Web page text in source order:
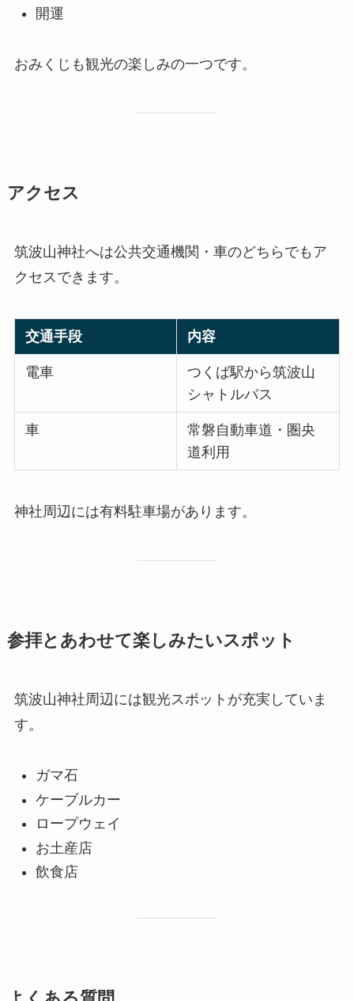
開運
おみくじも観光の楽しみの一つです。
アクセス
筑波山神社へは公共交通機関・車のどちらでもア
クセスできます。
交通手段 内容
電車
つくば駅から筑波山
シャトルバス
車
常磐自動車道・圏央
道利用
神社周辺には有料駐車場があります。
参拝とあわせて楽しみたいスポット
筑波山神社周辺には観光スポットが充実していま
す。
ガマ石
ケーブルカー
ロープウェイ
お土産店
飲食店